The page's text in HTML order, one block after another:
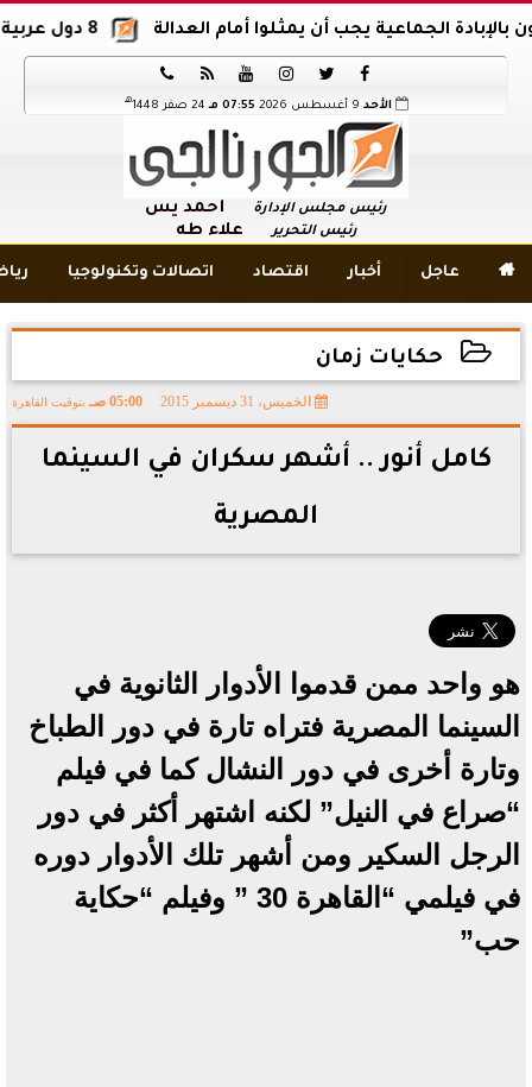
8 دول عربية وإسلامية تدين اقتحام المسجد الأقصى الجماعية يجب أن يمثلوا أمام العدالة






الأحد 07:55 مـ 24 صفر 1448 هـ
رئيس مجلس الإدارة أحمد يس
رئيس التحرير علاء طه
 عاجل أخبار اقتصاد اتصالات وتكنولوجيا
حكايات زمان
الخميس، 31 ديسمبر 2015 05:00 صـ بتوقيت القاهرة
كامل أنور .. أشهر سكران في السينما
المصرية
هو واحد ممن قدموا الأدوار الثانوية في
السينما المصرية فتراه تارة في دور الطباخ
وتارة أخرى في دور النشال كما في فيلم
“صراع في النيل” لكنه اشتهر أكثر في دور
الرجل السكير ومن أشهر تلك الأدوار دوره
في فيلمي “القاهرة 30 ” وفيلم “حكاية
حب”